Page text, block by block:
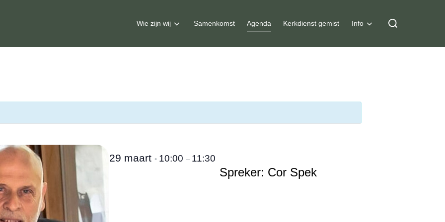
Wie zijn wij Samenkomst Agenda Kerkdienst gemist Info
Zoek
naar:
29 maart • 10:00 – 11:30
Spreker: Cor Spek